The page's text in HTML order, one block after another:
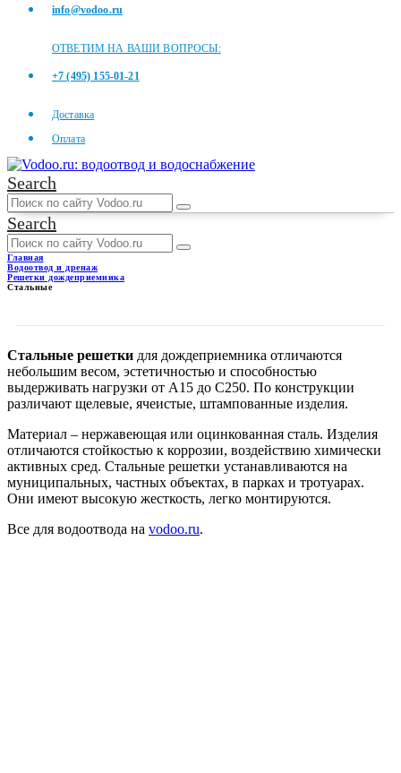
info@vodoo.ru
ОТВЕТИМ НА ВАШИ ВОПРОСЫ:
+7 (495) 155-01-21
Доставка
Оплата
Search
Search
Главная
Водоотвод и дренаж
Решетки дождеприемника
Стальные
Стальные решетки для дождеприемника отличаются
небольшим весом, эстетичностью и способностью
выдерживать нагрузки от А15 до С250. По конструкции
различают щелевые, ячеистые, штампованные изделия.
Материал – нержавеющая или оцинкованная сталь. Изделия
отличаются стойкостью к коррозии, воздействию химически
активных сред. Стальные решетки устанавливаются на
муниципальных, частных объектах, в парках и тротуарах.
Они имеют высокую жесткость, легко монтируются.
Все для водоотвода на vodoo.ru.